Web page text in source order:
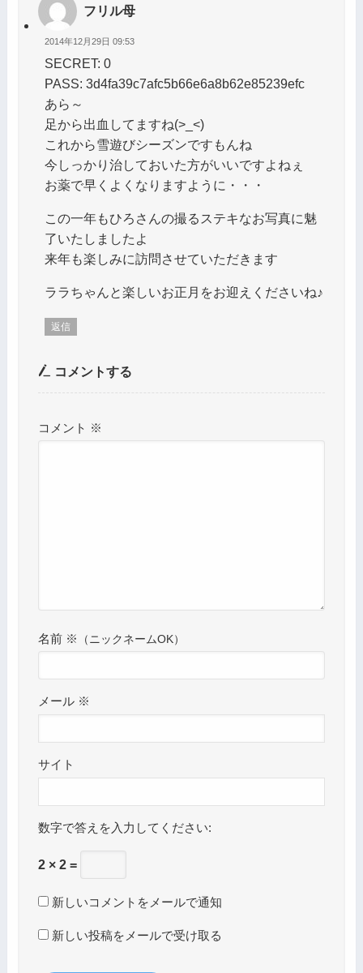
フリル母
2014年12月29日 09:53
SECRET: 0
PASS: 3d4fa39c7afc5b66e6a8b62e85239efc
あら～
足から出血してますね(>_<)
これから雪遊びシーズンですもんね
今しっかり治しておいた方がいいですよねぇ
お薬で早くよくなりますように・・・
この一年もひろさんの撮るステキなお写真に魅
了いたしましたよ
来年も楽しみに訪問させていただきます
ララちゃんと楽しいお正月をお迎えくださいね♪
返信
コメントする
コメント ※
名前 ※
メール ※
サイト
数字で答えを入力してください:
2 × 2 =
新しいコメントをメールで通知
新しい投稿をメールで受け取る